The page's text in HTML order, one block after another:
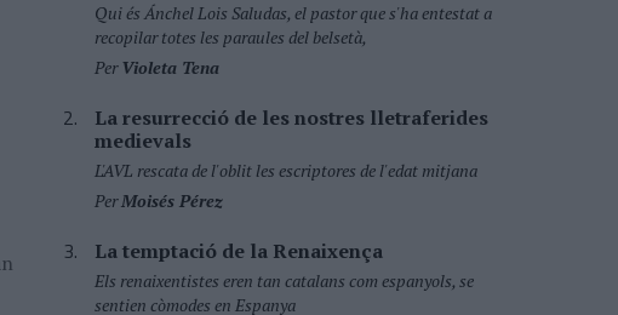
Qui és Ánchel Lois Saludas, el pastor que s'ha entestat a
recopilar totes les paraules del belsetà,
PerVioleta Tena
La resurrecció de les nostres lletraferides
medievals
L'AVL rescata de l'oblit les escriptores de l'edat mitjana
PerMoisés Pérez
La temptació de la Renaixença
Els renaixentistes eren tan catalans com espanyols, se
sentien còmodes en Espanya